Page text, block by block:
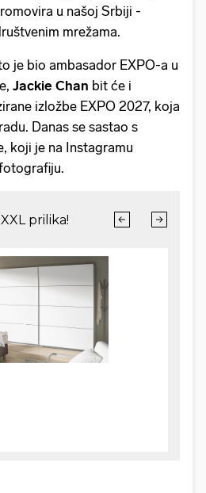
u našoj Srbiji -
mrežama.
je bio ambasador EXPO-a u
Jackie Chan bit će i
izložbe EXPO 2027, koja
Danas se sastao s
koji je na Instagramu